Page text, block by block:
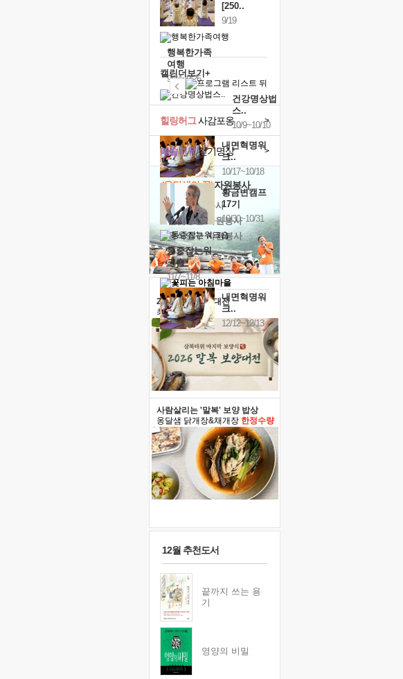
[250..
9/19
행복한가족
여행
9/24~9/26
건강명상법
스..
10/9~10/10
내면혁명워
크..
10/17~10/18
황금변캠프
17기
10/30~10/31
통증잡는워
크숍
11/7~11/8
내면혁명워
크..
12/12~12/13
캘린더보기+
예술치유걷기명상 >
힐링허그사감포옹 >
'옹달샘의 꽃'자원봉사
· 청년 자원봉사
· 금빛청년 자원봉사
· 음식연구 자원봉사
2026 말복 보양대전
최대74%할인
사람살리는 '말복' 보양 밥상
옹달샘 닭개장&채개장 한정수량
12월 추천도서
끝까지 쓰는 용
기
영양의 비밀